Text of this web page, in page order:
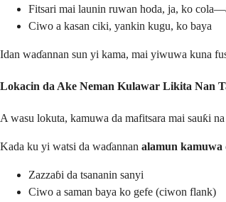
Fitsari mai launin ruwan hoda, ja, ko
Ciwo a kasan ciki, yankin kugu, ko baya
Idan waɗannan sun yi kama, mai yiwuwa kuna
Lokacin da Ake Neman Kulawar Likita Nan
A wasu lokuta, kamuwa da mafitsara mai sauƙi
Kada ku yi watsi da waɗannan alamun kamuwa
Zazzaɓi da tsananin sanyi
Ciwo a saman baya ko gefe (ciwon flank)